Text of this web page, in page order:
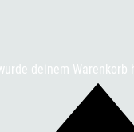
deinem Warenkorb